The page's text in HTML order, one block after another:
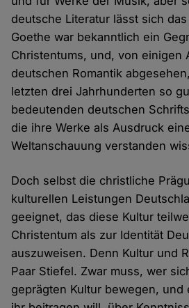
deutsche Literatur lässt sich
Goethe war bekanntlich ein
Christentums, und, von einigen
deutschen Romantik
letzten drei Jahrhunderten so
bedeutenden deutschen
die ihre Werke als Ausdruck
Weltanschauung verstanden
Doch selbst die christliche
kulturellen Leistungen
geeignet, das diese Kultur
Christentum als zur Identität
auszuweisen. Denn Kultur und
Paar Stiefel. Zwar muss, wer
geprägten Kultur bewegen, und